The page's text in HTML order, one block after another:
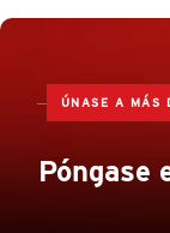
ÚNASE A MÁS
Póngase